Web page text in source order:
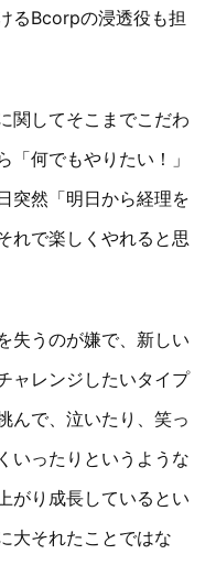
るBcorpの浸透役も担
関してそこまでこだわ
「何でもやりたい！」
突然「明日から経理を
れで楽しくやれると思
失うのが嫌で、新しい
ャレンジしたいタイプ
んで、泣いたり、笑っ
いったりというような
がり成長しているとい
大それたことではな